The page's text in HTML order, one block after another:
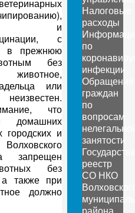
и
с
в прежнюю
без
животное,
или
что
домашних
городских и
запрещен
без
также при
должно
Налоговые
расходы
по
инфекции
Обращение
граждан
по
вопросам
занятости
реестр
СО НКО